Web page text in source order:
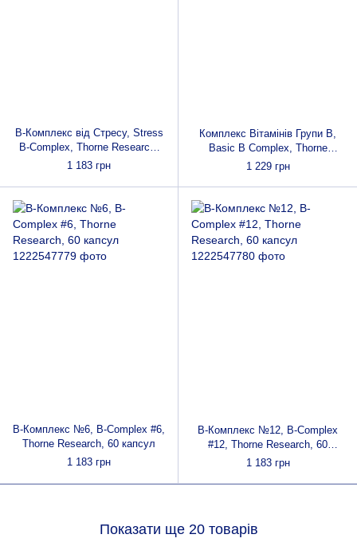
В-Комплекс від Стресу, Stress
B-Complex, Thorne Research,
60 капсул
1 183 грн
Комплекс Вітамінів Групи В,
Basic B Complex, Thorne
Research, 60 гельових капсул
1 229 грн
В-Комплекс №6, B-Complex #6,
Thorne Research, 60 капсул
1 183 грн
В-Комплекс №12, B-Complex
#12, Thorne Research, 60
капсул
1 183 грн
Показати ще 20 товарів